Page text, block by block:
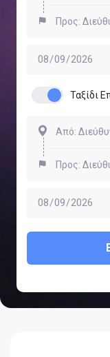
Ταξίδι